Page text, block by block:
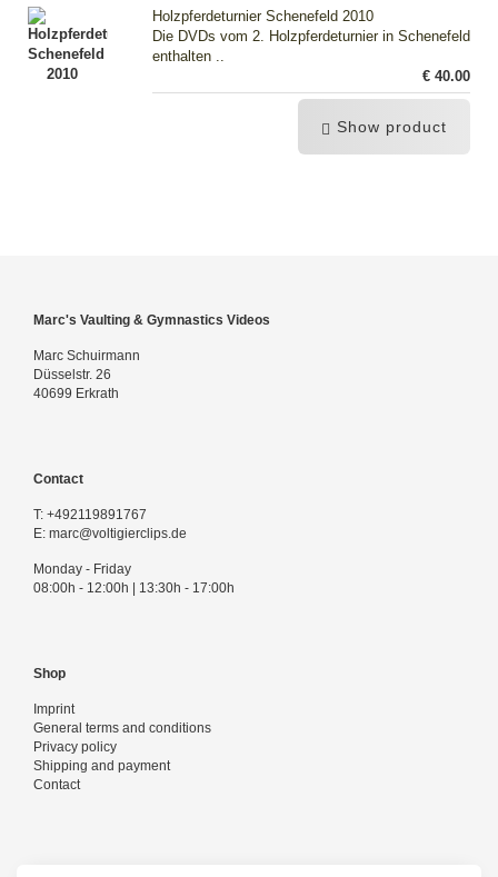
Holzpferdeturnier Schenefeld 2010
Die DVDs vom 2. Holzpferdeturnier in Schenefeld
enthalten ..
€ 40.00
Show product
Marc's Vaulting & Gymnastics Videos
Marc Schuirmann
Düsselstr. 26
40699 Erkrath
Contact
T: +492119891767
E: marc@voltigierclips.de
Monday - Friday
08:00h - 12:00h | 13:30h - 17:00h
Shop
Imprint
General terms and conditions
Privacy policy
Shipping and payment
Contact